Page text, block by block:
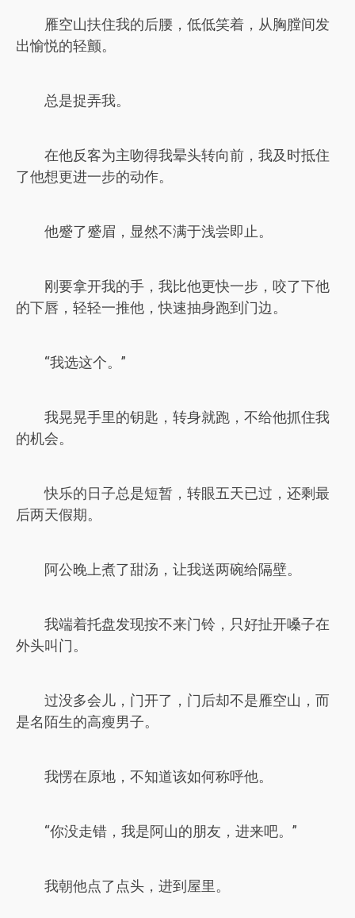
雁空山扶住我的后腰，低低笑着，从胸膛间发
出愉悦的轻颤。
总是捉弄我。
在他反客为主吻得我晕头转向前，我及时抵住
了他想更进一步的动作。
他蹙了蹙眉，显然不满于浅尝即止。
刚要拿开我的手，我比他更快一步，咬了下他
的下唇，轻轻一推他，快速抽身跑到门边。
“我选这个。”
我晃晃手里的钥匙，转身就跑，不给他抓住我
的机会。
快乐的日子总是短暂，转眼五天已过，还剩最
后两天假期。
阿公晚上煮了甜汤，让我送两碗给隔壁。
我端着托盘发现按不来门铃，只好扯开嗓子在
外头叫门。
过没多会儿，门开了，门后却不是雁空山，而
是名陌生的高瘦男子。
我愣在原地，不知道该如何称呼他。
“你没走错，我是阿山的朋友，进来吧。”
我朝他点了点头，进到屋里。